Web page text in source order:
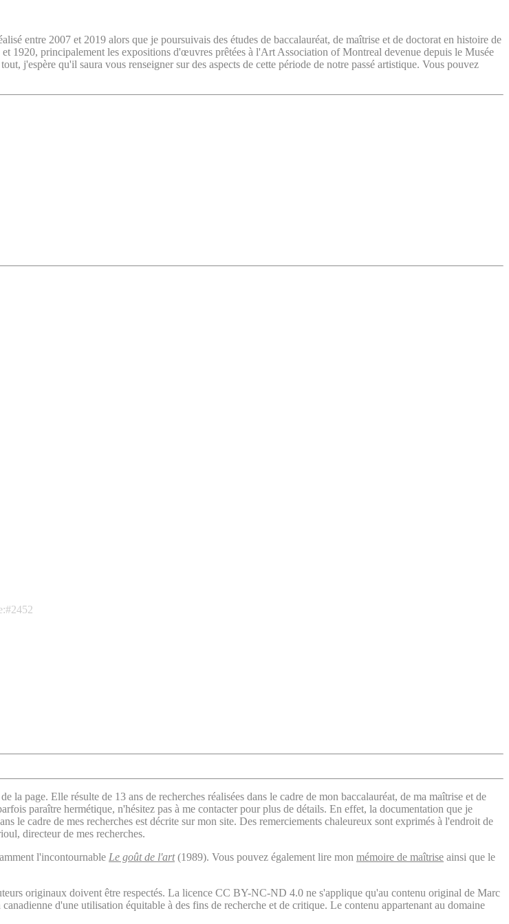
entre 2007 et 2019 alors que je poursuivais des études de baccalauréat, de maîtrise et de doctorat en histoire de
1920, principalement les expositions d'œuvres prêtées à l'Art Association of Montreal devenue depuis le Musée
j'espère qu'il saura vous renseigner sur des aspects de cette période de notre passé artistique. Vous pouvez
page. Elle résulte de 13 ans de recherches réalisées dans le cadre de mon baccalauréat, de ma maîtrise et de
paraître hermétique, n'hésitez pas à me contacter pour plus de détails. En effet, la documentation que je
le cadre de mes recherches est décrite sur mon site. Des remerciements chaleureux sont exprimés à l'endroit de
directeur de mes recherches.
l'incontournable Le goût de l'art(1989). Vous pouvez également lire mon mémoire de maîtrise ainsi que le
originaux doivent être respectés. La licence CC BY-NC-ND 4.0 ne s'applique qu'au contenu original de Marc
d'une utilisation équitable à des fins de recherche et de critique. Le contenu appartenant au domaine